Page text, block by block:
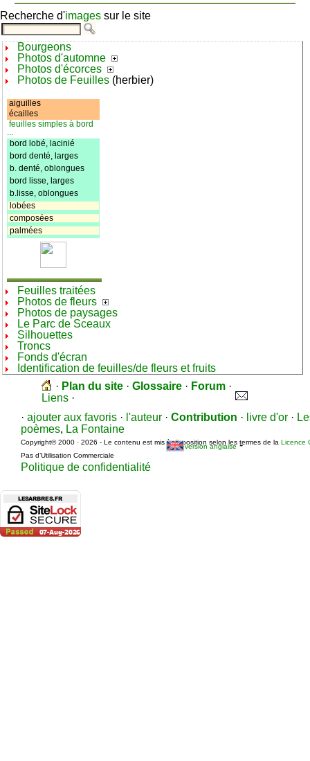
Recherche d'images sur le site
Bourgeons
Photos d'automne
Photos d'écorces
Photos de Feuilles (herbier)
aiguilles
écailles
feuilles simples à bord
...
bord lobé, lacinié
bord denté, larges
b. denté, oblongues
bord lisse, larges
b.lisse, oblongues
lobées
composées
palmées
Feuilles traitées
Photos de fleurs
Photos de paysages
Le Parc de Sceaux
Silhouettes
Troncs
Fonds d'écran
Identification de feuilles/de fleurs et fruits
· Plan du site · Glossaire · Forum ·
Liens ·
· ajouter aux favoris · l'auteur · Contribution · livre d'or ·
poèmes, La Fontaine
Copyright© 2000 · 2026 - Le contenu est mis à disposition selon les termes de la Licence
Pas d’Utilisation Commerciale
Politique de confidentialité
version anglaise-